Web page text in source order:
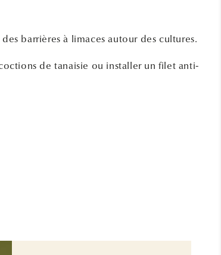
barrières à limaces autour des cultures.
de tanaisie ou installer un filet anti-